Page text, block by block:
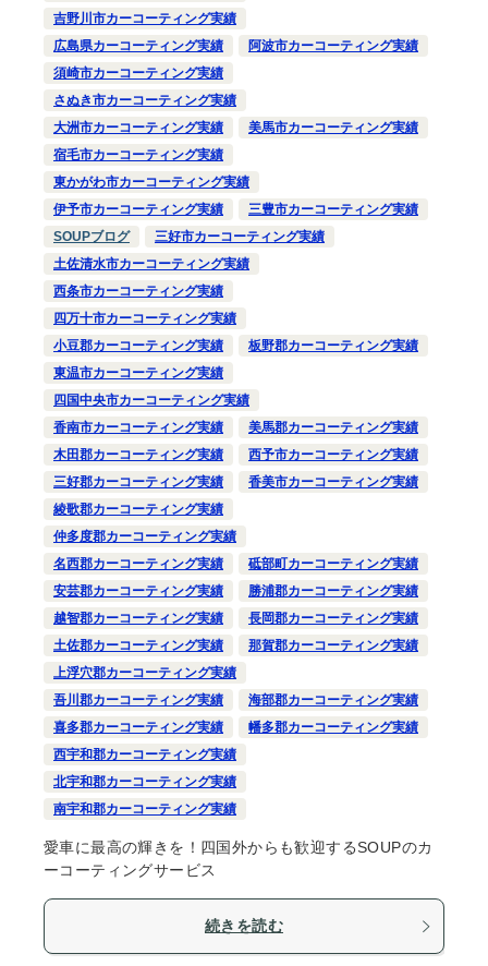
吉野川市カーコーティング実績
広島県カーコーティング実績
阿波市カーコーティング実績
須崎市カーコーティング実績
さぬき市カーコーティング実績
大洲市カーコーティング実績
美馬市カーコーティング実績
宿毛市カーコーティング実績
東かがわ市カーコーティング実績
伊予市カーコーティング実績
三豊市カーコーティング実績
SOUPブログ
三好市カーコーティング実績
土佐清水市カーコーティング実績
西条市カーコーティング実績
四万十市カーコーティング実績
小豆郡カーコーティング実績
板野郡カーコーティング実績
東温市カーコーティング実績
四国中央市カーコーティング実績
香南市カーコーティング実績
美馬郡カーコーティング実績
木田郡カーコーティング実績
西予市カーコーティング実績
三好郡カーコーティング実績
香美市カーコーティング実績
綾歌郡カーコーティング実績
仲多度郡カーコーティング実績
名西郡カーコーティング実績
砥部町カーコーティング実績
安芸郡カーコーティング実績
勝浦郡カーコーティング実績
越智郡カーコーティング実績
長岡郡カーコーティング実績
土佐郡カーコーティング実績
那賀郡カーコーティング実績
上浮穴郡カーコーティング実績
吾川郡カーコーティング実績
海部郡カーコーティング実績
喜多郡カーコーティング実績
幡多郡カーコーティング実績
西宇和郡カーコーティング実績
北宇和郡カーコーティング実績
南宇和郡カーコーティング実績
愛車に最高の輝きを！四国外からも歓迎するSOUPのカ
ーコーティングサービス
続きを読む